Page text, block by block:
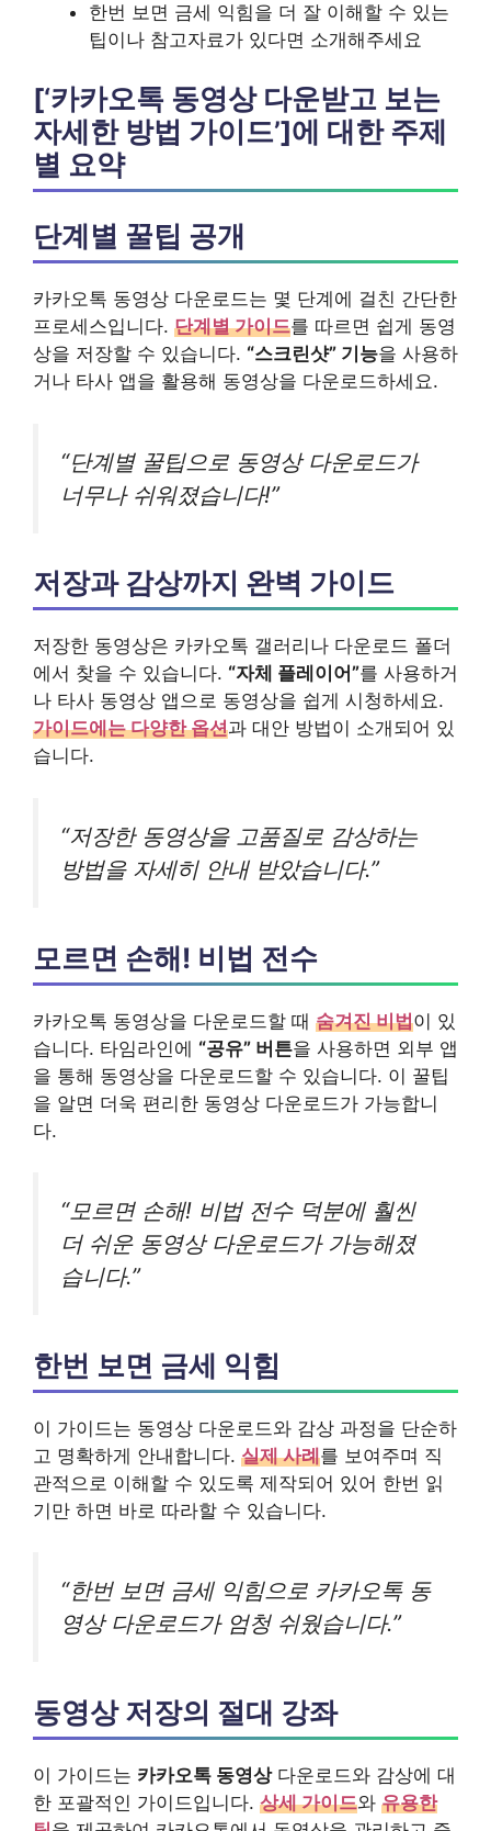
한번 보면 금세 익힘을 더 잘 이해할 수 있는
팁이나 참고자료가 있다면 소개해주세요
[‘카카오톡 동영상 다운받고 보는
자세한 방법 가이드’]에 대한 주제
별 요약
단계별 꿀팁 공개
카카오톡 동영상 다운로드는 몇 단계에 걸친 간단한
프로세스입니다. 단계별 가이드를 따르면 쉽게 동영
상을 저장할 수 있습니다. “스크린샷” 기능을 사용하
거나 타사 앱을 활용해 동영상을 다운로드하세요.
“단계별 꿀팁으로 동영상 다운로드가
너무나 쉬워졌습니다!”
저장과 감상까지 완벽 가이드
저장한 동영상은 카카오톡 갤러리나 다운로드 폴더
에서 찾을 수 있습니다. “자체 플레이어”를 사용하거
나 타사 동영상 앱으로 동영상을 쉽게 시청하세요.
가이드에는 다양한 옵션과 대안 방법이 소개되어 있
습니다.
“저장한 동영상을 고품질로 감상하는
방법을 자세히 안내 받았습니다.”
모르면 손해! 비법 전수
카카오톡 동영상을 다운로드할 때 숨겨진 비법이 있
습니다. 타임라인에 “공유” 버튼을 사용하면 외부 앱
을 통해 동영상을 다운로드할 수 있습니다. 이 꿀팁
을 알면 더욱 편리한 동영상 다운로드가 가능합니
다.
“모르면 손해! 비법 전수 덕분에 훨씬
더 쉬운 동영상 다운로드가 가능해졌
습니다.”
한번 보면 금세 익힘
이 가이드는 동영상 다운로드와 감상 과정을 단순하
고 명확하게 안내합니다. 실제 사례를 보여주며 직
관적으로 이해할 수 있도록 제작되어 있어 한번 읽
기만 하면 바로 따라할 수 있습니다.
“한번 보면 금세 익힘으로 카카오톡 동
영상 다운로드가 엄청 쉬웠습니다.”
동영상 저장의 절대 강좌
이 가이드는 카카오톡 동영상다운로드와 감상에 대
한 포괄적인 가이드입니다. 상세 가이드와 유용한